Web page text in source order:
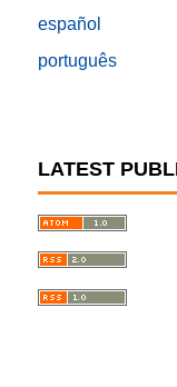
español
português
LATEST